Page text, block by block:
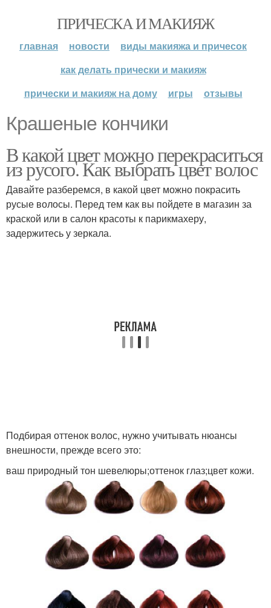
ПРИЧЕСКА И МАКИЯЖ
главная новости
виды макияжа и причесок
как делать прически и макияж
прически и макияж на дому
игры отзывы
Крашеные кончики
В какой цвет можно перекраситься
из русого. Как выбрать цвет волос
Давайте разберемся, в какой цвет можно покрасить
русые волосы. Перед тем как вы пойдете в магазин за
краской или в салон красоты к парикмахеру,
задержитесь у зеркала.
Подбирая оттенок волос, нужно учитывать нюансы
внешности, прежде всего это:
ваш природный тон шевелюры;оттенок глаз;цвет кожи.